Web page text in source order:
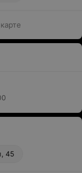
45